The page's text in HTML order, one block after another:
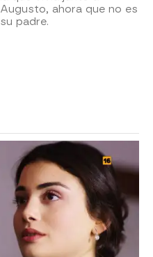
Augusto, ahora que no es
su padre.